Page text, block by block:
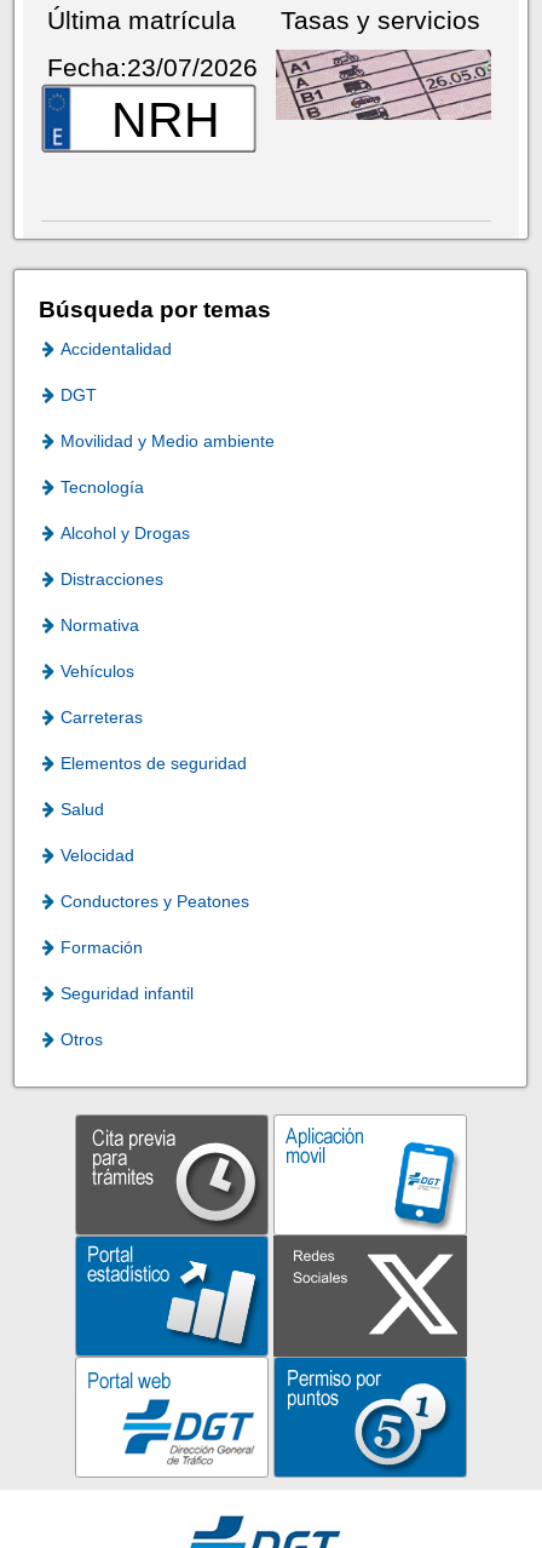
Última matrícula
Fecha:23/07/2026
NRH
Tasas y servicios
Búsqueda por temas
Accidentalidad
DGT
Movilidad y Medio ambiente
Tecnología
Alcohol y Drogas
Distracciones
Normativa
Vehículos
Carreteras
Elementos de seguridad
Salud
Velocidad
Conductores y Peatones
Formación
Seguridad infantil
Otros